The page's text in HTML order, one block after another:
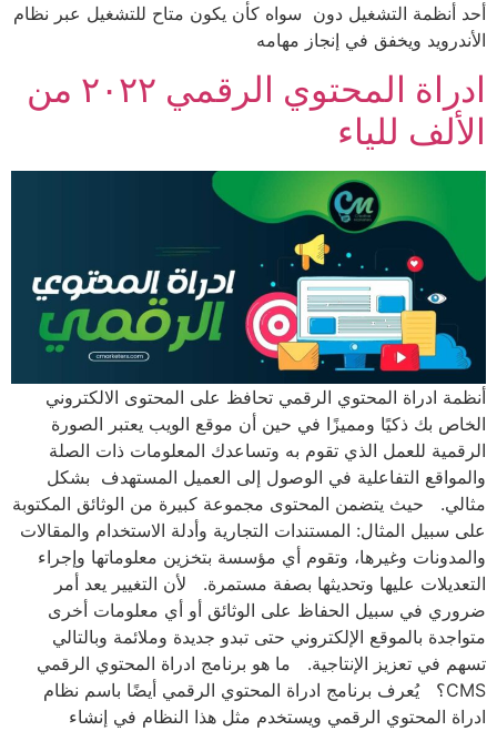
أحد أنظمة التشغيل دون سواه كأن يكون متاح للتشغيل عبر نظام
الأندرويد ويخفق في إنجاز مهامه
ادراة المحتوي الرقمي ٢٠٢٢ من
الألف للياء
أنظمة ادراة المحتوي الرقمي تحافظ على المحتوى الالكتروني
الخاص بك ذكيًا ومميزًا في حين أن موقع الويب يعتبر الصورة
الرقمية للعمل الذي تقوم به وتساعدك المعلومات ذات الصلة
والمواقع التفاعلية في الوصول إلى العميل المستهدف بشكل
مثالي. حيث يتضمن المحتوى مجموعة كبيرة من الوثائق المكتوبة
على سبيل المثال: المستندات التجارية وأدلة الاستخدام والمقالات
والمدونات وغيرها، وتقوم أي مؤسسة بتخزين معلوماتها وإجراء
التعديلات عليها وتحديثها بصفة مستمرة. لأن التغيير يعد أمر
ضروري في سبيل الحفاظ على الوثائق أو أي معلومات أخرى
متواجدة بالموقع الإلكتروني حتى تبدو جديدة وملائمة وبالتالي
تسهم في تعزيز الإنتاجية. ما هو برنامج ادراة المحتوي الرقمي
CMS؟ يُعرف برنامج ادراة المحتوي الرقمي أيضًا باسم نظام
ادراة المحتوي الرقمي ويستخدم مثل هذا النظام في إنشاء